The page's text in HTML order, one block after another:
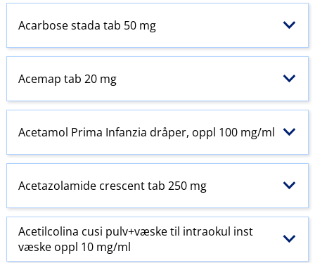
Acarbose stada tab 50 mg
Acemap tab 20 mg
Acetamol Prima Infanzia dråper, oppl 100 mg/ml
Acetazolamide crescent tab 250 mg
Acetilcolina cusi pulv+væske til intraokul inst
væske oppl 10 mg/ml